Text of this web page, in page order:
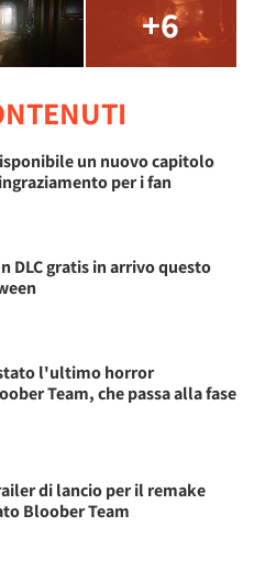
+6
un nuovo capitolo
per i fan
DLC gratis in arrivo questo
stato l'ultimo horror
Team, che passa alla fase
di lancio per il remake
Bloober Team